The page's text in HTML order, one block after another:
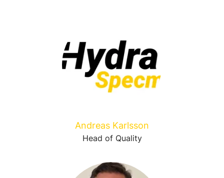
Andreas Karlsson
Head of Quality